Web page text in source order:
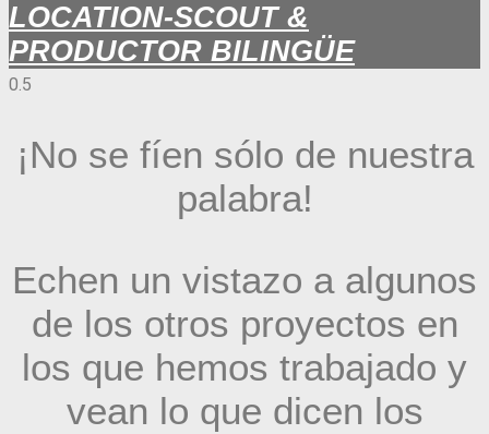
LOCATION-SCOUT &
PRODUCTOR BILINGÜE
¡No se fíen sólo de nuestra
palabra!
Echen un vistazo a algunos
de los otros proyectos en
los que hemos trabajado y
vean lo que dicen los